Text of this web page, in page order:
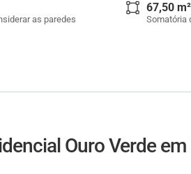
as paredes
67,50
Somatória
Ouro Verde em